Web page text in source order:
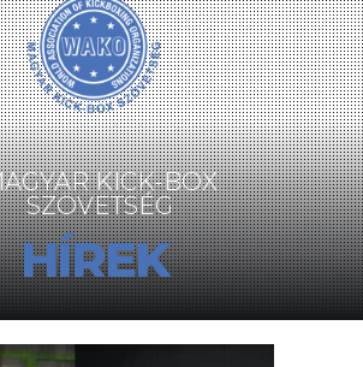
KICK-BOX
SZÖVETSÉG
HÍREK